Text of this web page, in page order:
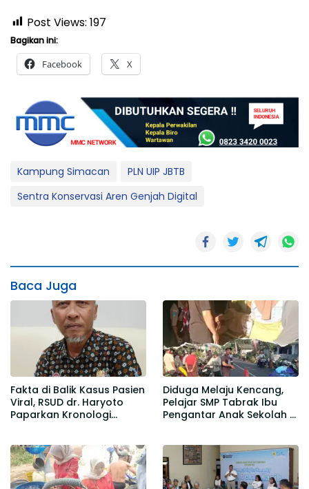
Post Views: 197
Bagikan ini:
Facebook X
Kampung Simacan
PLN UIP JBTB
Sentra Konservasi Aren Genjah Digital
Baca Juga
Fakta di Balik Kasus Pasien
Viral, RSUD dr. Haryoto
Paparkan Kronologi
Diduga Melaju Kencang,
Pelajar SMP Tabrak Ibu
Pengantar Anak Sekolah di